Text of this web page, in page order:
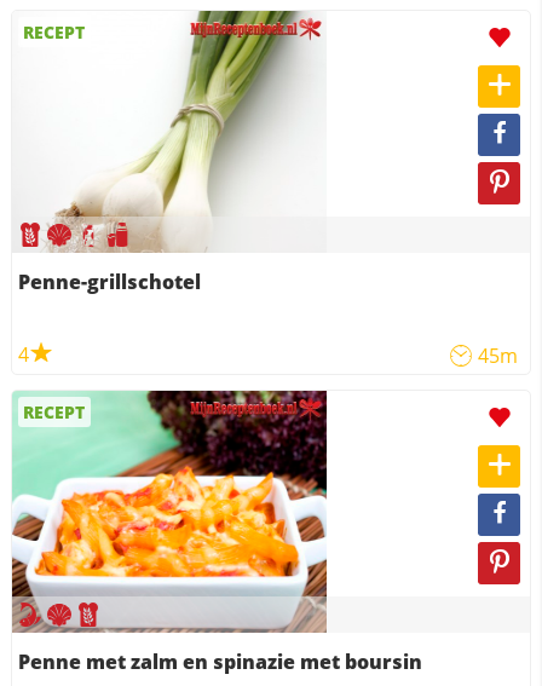
RECEPT
Penne-grillschotel
4 45m
RECEPT
Penne met zalm en spinazie met boursin